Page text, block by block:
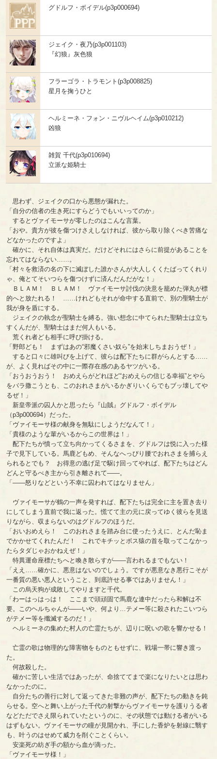
グドルフ・ボイデル(p3p000694)
ジェイク・夜乃(p3p001103)
『幻狼』灰色狼
フラーゴラ・トラモント(p3p008825)
星月を掬うひと
ヘルミーネ・フォン・ニヴルヘイム(p3p010212)
凶狼
雑賀 千代(p3p010694)
立派な姫騎士
思わず、ジェイクの口から悪態が漏れた。
「自分の信者の生き死にすらどうでもいいってのか」
するとヴァイモーサが零したのはこんな言葉。
「おや。貴方が彼を傷つけさえしなければ、彼から取り除くべき苦痛な
どなかったのですよ」
確かに、それ自体は真実だ。だけどそれにはさらに前提があることを
忘れてはならない……。
「村々を救済の名の下に滅ぼした誰かさんが大人しくくたばってくれり
ゃ、俺とてそいつらを傷つけずに済んだんだがな！」
ＢＬＡＭ！ ＢＬＡＭ！ ヴァイモーサ討伐の決意を籠めた弾丸が標
的へと放たれる！ ……けれどもそれが命中する直前で、別の聖騎士が
我が身を盾にする。
ジェイクの執念が聖騎士を縛る。強い想念に中てられた聖騎士は立ち
すくんだが、聖騎士はまだ何人もいる。
荒くれ者ども相手に呼び掛ける。
「野郎ども！ まずはあの“邪魔くさい奴ら”を始末しちまおうぜ！」
すると口々に雄叫びを上げて、彼らは配下たちに群がらんとする……
が、よく見ればその中に一際存在感のあるヤツがいる。
「おうおうおう！ おめえらがどれほど“おめえらの信じる幸福”とやら
をバラ撒こうとも、このおれさまがいるかぎりいくらでもブッ壊してや
るぜ！」
新皇帝派の囚人かと思ったら『山賊』グドルフ・ボイデル
（p3p000694）だった。
「ヴァイモーサ様の献身を無駄にしようだなんて！」
「貴様のような輩がいるからこの世界は！」
配下たちが憤って立ち向かってくるさまを、グドルフは悦に入った様
子で見下している。馬鹿どもめ、そんなへっぴり腰でおれさまを捕らえ
られるとでも？ お得意の逃げ足で駆け回ってやれば、配下たちはどん
どんと守るべき主から引き離されて――。
「――怒りなどという不幸に囚われてはなりません」
ヴァイモーサが鶴の一声を発すれば、配下たちは完全に主を置き去り
にしてしまう直前で我に返った。慌てて主の元に戻ってゆく彼らを見送
りながら、収まらないのはグドルフのほうだ。
「おいおめえら！ このおれさまを踏み台に使ったうえに、とんだ恥ま
でかかせてくれたんだ！ これでキチッとボス猿の首を取ってこなかっ
たらタダじゃおかねえぜ！」
特異運命座標たちへと喚き散らすが――言われるまでもない！
「ええ……確かに、悪意はないのでしょう。ですが悪意なき悪行こそが
一番質の悪い悪人ということ、到底許せる事ではありません！」
この烏天狗が成敗してやりますと千代。
「わーはっはっは！ ここまで頭頑固で馬鹿な連中だったら和解は不
要。このヘルちゃんが――いや、何より…テメー等に殺されたこいつら
がテメー等を殲滅するのだ！」
ヘルミーネの集めた村人の亡霊たちが、辺りに呪いの歌を響かせる！
亡霊の歌は物理的な障害物をものともせずに、戦場一帯に響き渡っ
た。
何故殺した。
確かに苦しい生活ではあったが、命捨ててまで楽になりたいとは思わ
なかったのに。
自分たちの善行に対して返ってきた非難の声が、配下たちの動きを鈍
らせる。空へと舞い上がった千代の射撃からヴァイモーサを護りうる者
などただでさえ限られていたというのに、その状態では動ける者がいる
はずもない。ヴァイモーサの瞳が見開かれ、手にした香炉を射線に翳す
も、叶うのはせめて威力を削ぐことくらい。
安楽死の紡ぎ手の額から血が滴った。
「ヴァイモーサ様！」